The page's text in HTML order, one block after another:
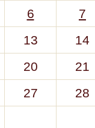
6
7
13
14
20
21
27
28